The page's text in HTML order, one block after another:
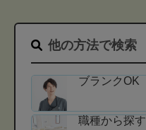
他の方法で検索
ブランクOK
職種から探す